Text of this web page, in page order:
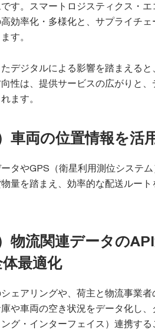
す。スマートロジスティクス・
高効率化・多様化と、サプライチ
す。
たデジタルによる影響を踏まえる
性は、提供サービスの広がりと
ます。
）車両の位置情報を
タやGPS（衛星利用測位システ
量を踏まえ、効率的な配送ルー
）物流関連データの
最適化
ェアリングや、荷主と物流事業
や車両の空き状況をデータ化し
グ・インターフェイス）連携す